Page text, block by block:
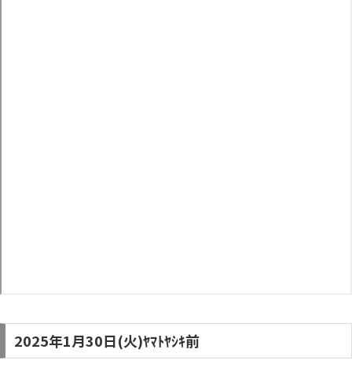
2025年1月30日(火)ﾔﾏﾄﾔｼｷ前